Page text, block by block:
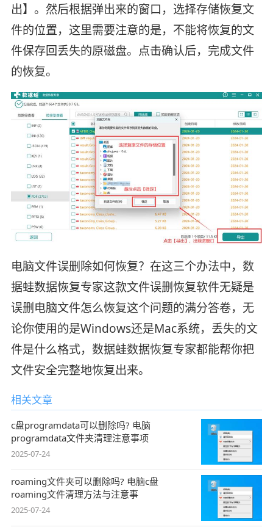
出】。然后根据弹出来的窗口，选择存储恢复文
件的位置，这里需要注意的是，不能将恢复的文
件保存回丢失的原磁盘。点击确认后，完成文件
的恢复。
电脑文件误删除如何恢复？在这三个办法中，数
据蛙数据恢复专家这款文件误删恢复软件无疑是
误删电脑文件怎么恢复这个问题的满分答卷，无
论你使用的是Windows还是Mac系统，丢失的文
件是什么格式，数据蛙数据恢复专家都能帮你把
文件安全完整地恢复出来。
相关文章
c盘programdata可以删除吗? 电脑
programdata文件夹清理注意事项
2025-07-24
roaming文件夹可以删除吗? 电脑c盘
roaming文件清理方法与注意事
2025-07-24